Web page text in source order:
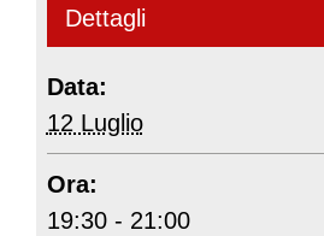
Dettagli
Data:
12 Luglio
Ora:
19:30 - 21:00